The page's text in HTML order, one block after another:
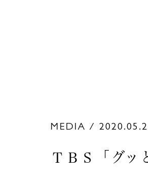
MEDIA /
ＴＢＳ「グッ